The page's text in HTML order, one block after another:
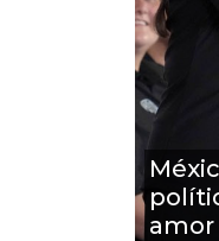
amor